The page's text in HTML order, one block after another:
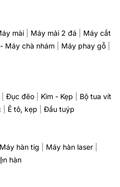
mài Máy mài 2 đá
Máy cắt
Máy chà nhám Máy phay gỗ
Đục đẽo Kìm - Kẹp
Bộ tua vít
Ê tô, kẹp Đầu tuýp
Máy hàn tig Máy hàn laser
hàn